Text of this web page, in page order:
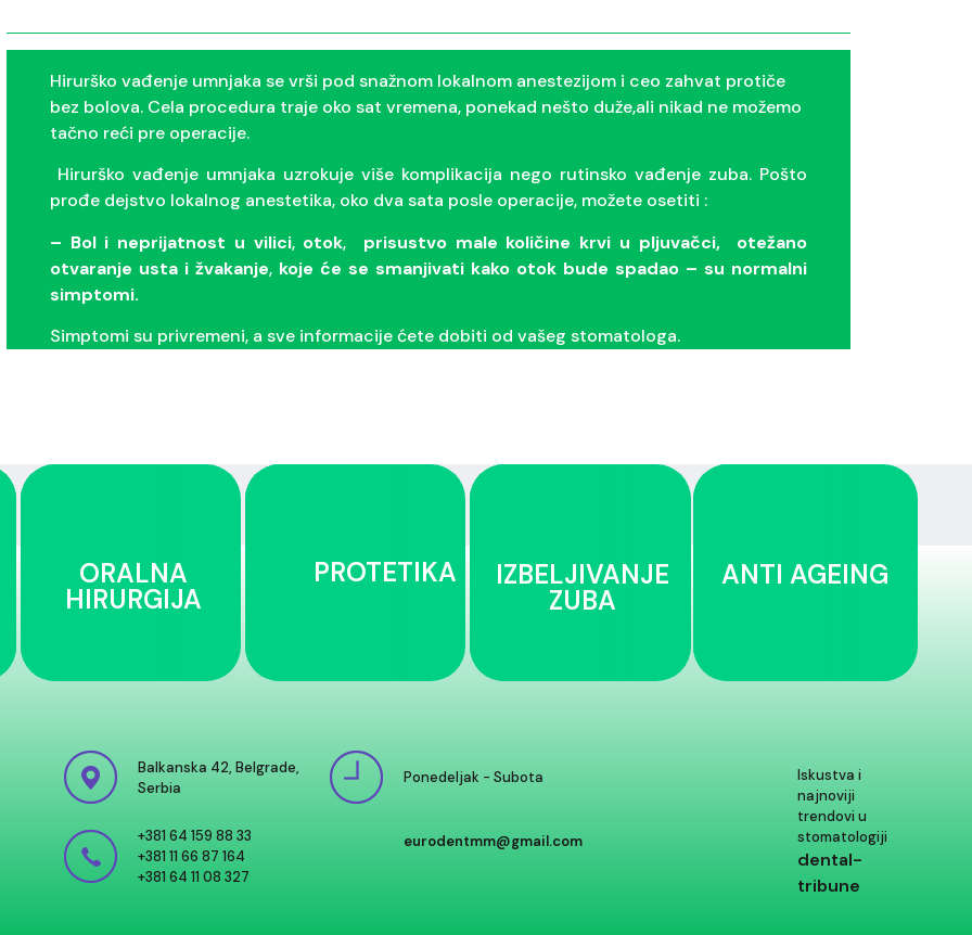
Hirurško vađenje umnjaka se vrši pod snažnom lokalnom anestezijom i ceo zahvat protiče
bez bolova. Cela procedura traje oko sat vremena, ponekad nešto duže,ali nikad ne možemo
tačno reći pre operacije.
Hirurško vađenje umnjaka uzrokuje više komplikacija nego rutinsko vađenje zuba. Pošto
prođe dejstvo lokalnog anestetika, oko dva sata posle operacije, možete osetiti :
– Bol i neprijatnost u vilici,otok, prisustvo male količine krvi u pljuvačci,
otežano
otvaranje usta i žvakanje, koje će se smanjivati kako otok bude spadao – su normalni
simptomi.
Simptomi su privremeni, a sve informacije ćete dobiti od vašeg stomatologa.
ORALNA
HIRURGIJA
PROTETIKA IZBELJIVANJE
ZUBA
ANTI AGEING
Balkanska 42, Belgrade,
Serbia
+381 64 159 88 33
+381 11 66 87 164
+381 64 11 08 327
Ponedeljak - Subota
eurodentmm@gmail.com
Iskustva i
najnoviji
trendovi u
stomatologiji
dental-
tribune